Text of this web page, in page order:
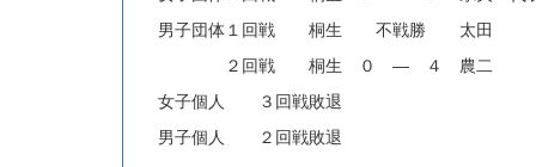
男子団体１回戦 桐生 不戦勝 太田
２回戦 桐生 ０ ― ４ 農二
女子個人 ３回戦敗退
男子個人 ２回戦敗退